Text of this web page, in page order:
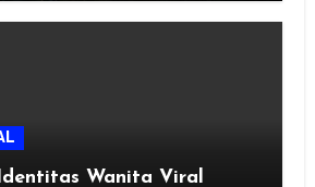
Wanita Viral